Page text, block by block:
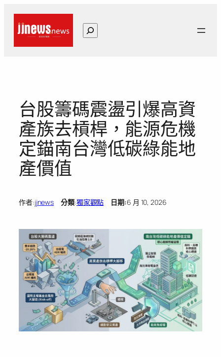
搜
尋
台股籌碼震盪引爆高資
產族去槓桿，能源危機
定錨南台灣低碳綠能地
產價值
作者:jjnews 分類:獨家觀點 日期:6 月 10, 2026